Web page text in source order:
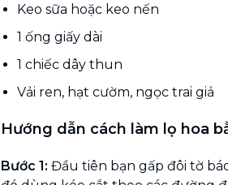
Keo sữa hoặc keo nến
1 ống giấy dài
1 chiếc dây thun
Vải ren, hạt cườm, ngọc trai giả
Hướng dẫn cách làm lọ hoa
Bước 1: Đầu tiên bạn gấp đôi tờ